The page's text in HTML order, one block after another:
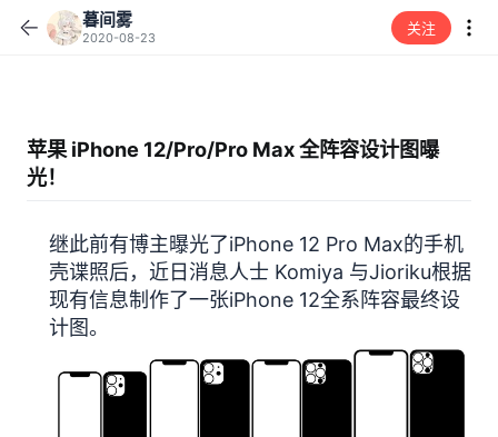
暮间雾
2020-08-23
关注
苹果 iPhone 12/Pro/Pro Max 全阵容设计图曝
光！
继此前有博主曝光了iPhone 12 Pro Max的手机
壳谍照后，近日消息人士 Komiya 与Jioriku根据
现有信息制作了一张iPhone 12全系阵容最终设
计图。